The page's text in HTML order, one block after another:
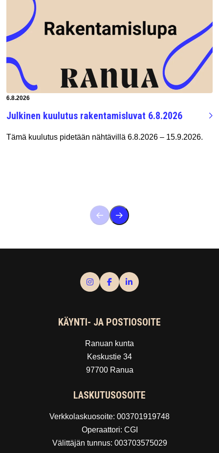
Artikkeli luotu:
6.8.2026
Julkinen kuulutus rakentamisluvat 6.8.2026
Tämä kuulutus pidetään nähtävillä 6.8.2026 – 15.9.2026.
KÄYNTI- JA POSTIOSOITE
Ranuan kunta
Keskustie 34
97700 Ranua
LASKUTUSOSOITE
Verkkolaskuosoite: 003701919748
Operaattori: CGI
Välittäjän tunnus: 003703575029